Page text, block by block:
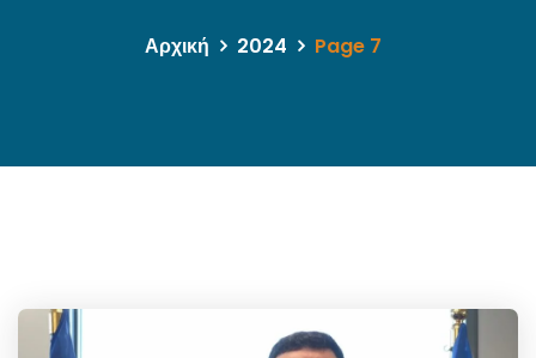
Αρχική 2024 Page 7